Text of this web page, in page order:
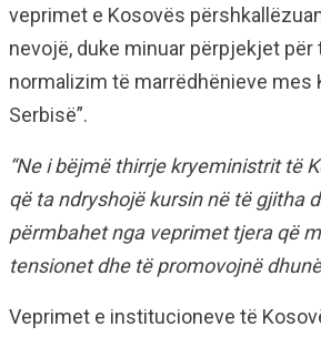
veprimet e Kosovës
nevojë, duke minuar përpjekjet për
normalizim të marrëdhënieve mes
Serbisë”.
“Ne i bëjmë thirrje kryeministrit të
që ta ndryshojë kursin në të gjitha
përmbahet nga veprimet tjera që
tensionet dhe të promovojnë
Veprimet e institucioneve të